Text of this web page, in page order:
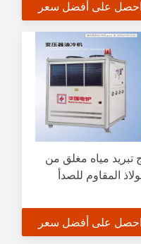
احصل على أفضل سعر
تبريد مياه مغلق من
المقاوم للصدأ
احصل على أفضل سعر